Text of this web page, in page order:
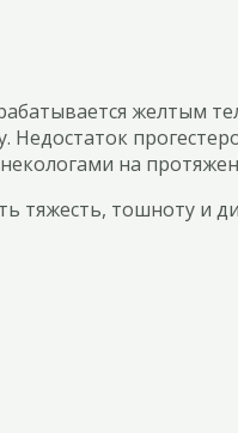
желтым
Недостаток
на
тяжесть, тошноту и